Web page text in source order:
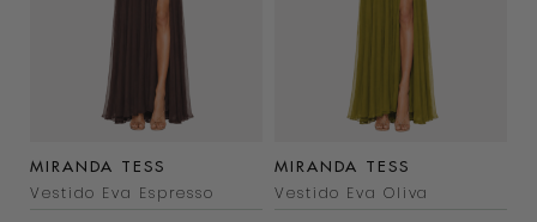
MIRANDA TESS
Vestido Eva Espresso
MIRANDA TESS
Vestido Eva Oliva